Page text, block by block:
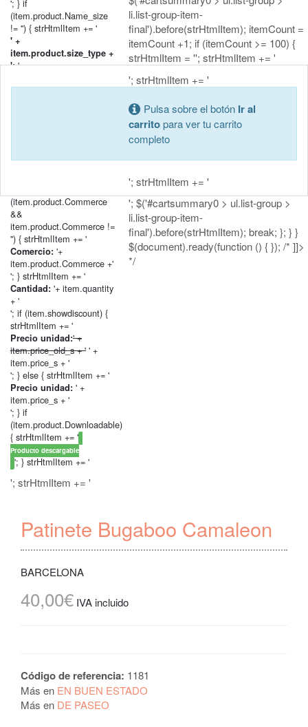
'; } if
(item.product.Name_size
!= '') { strHtmlItem += '
' +
item.product.size_type +
':'+
'; } if
(item.product.Name_classification
item.product.classification_type
item.product.Name_classification
(item.product.Commerce
&&
item.product.Commerce !=
'') { strHtmlItem += '
Comercio: '+
item.product.Commerce +'
'; } strHtmlItem += '
Cantidad: '+ item.quantity
+ '
'; if (item.showdiscount) {
strHtmlItem += '
Precio unidad:' +
item.price_old_s + ' ' +
item.price_s + '
'; } else { strHtmlItem += '
Precio unidad: ' +
item.price_s + '
'; } if
(item.product.Downloadable)
{ strHtmlItem += '
Producto descargable
'; } strHtmlItem += '
'; strHtmlItem += '
li.list-group-item-
final').before(strHtmlItem); itemCount =
itemCount +1; if (itemCount >= 100) {
strHtmlItem = ''; strHtmlItem += '
'; strHtmlItem += '
Pulsa sobre el botón Ir al
carritopara ver tu carrito
completo
'; strHtmlItem += '
'; $('#cartsummary0 > ul.list-group >
li.list-group-item-
final').before(strHtmlItem); break; }; } }
$(document).ready(function () { }); /* ]]>
*/
Patinete Bugaboo Camaleon
BARCELONA
40,00€ IVA incluido
Código de referencia: 1181
Más en EN BUEN ESTADO
Más en DE PASEO